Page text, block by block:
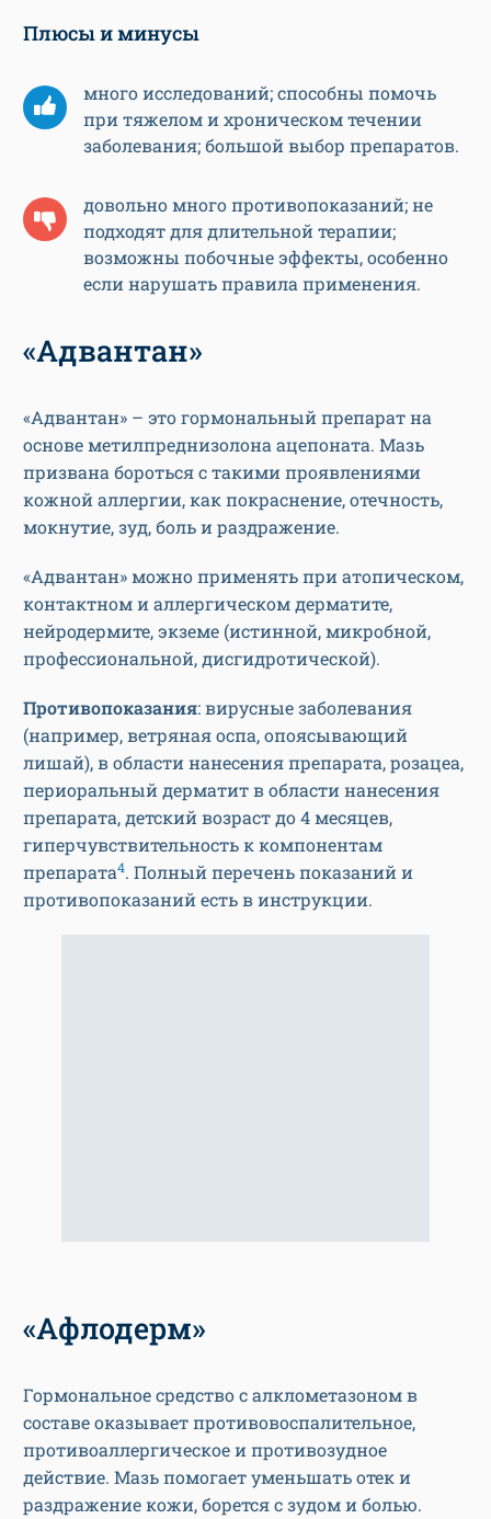
Плюсы и минусы
много исследований; способны помочь
при тяжелом и хроническом течении
заболевания; большой выбор препаратов.
довольно много противопоказаний; не
подходят для длительной терапии;
возможны побочные эффекты, особенно
если нарушать правила применения.
«Адвантан»
«Адвантан» – это гормональный препарат на
основе метилпреднизолона ацепоната. Мазь
призвана бороться с такими проявлениями
кожной аллергии, как покраснение, отечность,
мокнутие, зуд, боль и раздражение.
«Адвантан» можно применять при атопическом,
контактном и аллергическом дерматите,
нейродермите, экземе (истинной, микробной,
профессиональной, дисгидротической).
Противопоказания: вирусные заболевания
(например, ветряная оспа, опоясывающий
лишай), в области нанесения препарата, розацеа,
периоральный дерматит в области нанесения
препарата, детский возраст до 4 месяцев,
гиперчувствительность к компонентам
препарата4. Полный перечень показаний и
противопоказаний есть в инструкции.
«Афлодерм»
Гормональное средство с алклометазоном в
составе оказывает противовоспалительное,
противоаллергическое и противозудное
действие. Мазь помогает уменьшать отек и
раздражение кожи, борется с зудом и болью.